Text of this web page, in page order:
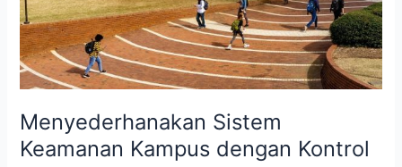
Menyederhanakan Sistem
Keamanan Kampus dengan Kontrol
Terintegrasi